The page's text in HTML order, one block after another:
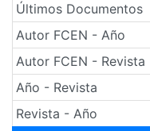
Últimos Documentos
Autor FCEN - Año
Autor FCEN - Revista
Año - Revista
Revista - Año